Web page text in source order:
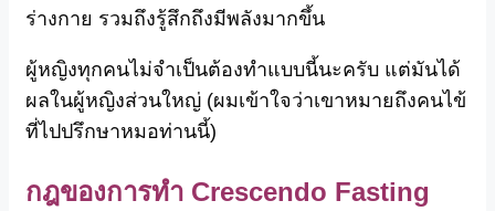
ร่างกาย รวมถึงรู้สึกถึงมีพลังมากขึ้น
ผู้หญิงทุกคนไม่จำเป็นต้องทำแบบนี้นะครับ แต่มันได้
ผลในผู้หญิงส่วนใหญ่ (ผมเข้าใจว่าเขาหมายถึงคนไข้
ที่ไปปรึกษาหมอท่านนี้)
กฎของการทำ Crescendo Fasting